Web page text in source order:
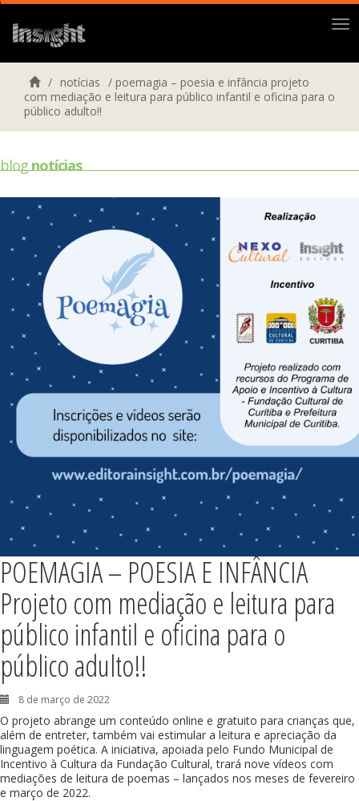
/ notícias / poemagia – poesia e infância projeto
com mediação e leitura para público infantil e oficina para o
público adulto!!
blognotícias
POEMAGIA – POESIA E INFÂNCIA
Projeto com mediação e leitura para
público infantil e oficina para o
público adulto!!
8 de março de 2022
O projeto abrange um conteúdo online e gratuito para crianças que,
além de entreter, também vai estimular a leitura e apreciação da
linguagem poética. A iniciativa, apoiada pelo Fundo Municipal de
Incentivo à Cultura da Fundação Cultural, trará nove vídeos com
mediações de leitura de poemas – lançados nos meses de fevereiro
e março de 2022.